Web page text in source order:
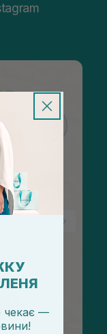
чекає —